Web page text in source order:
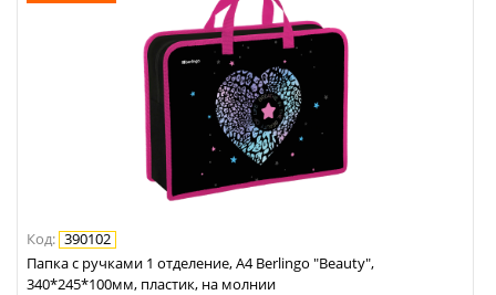
Код: 390102
Папка с ручками 1 отделение, А4 Berlingo "Beauty",
340*245*100мм, пластик, на молнии